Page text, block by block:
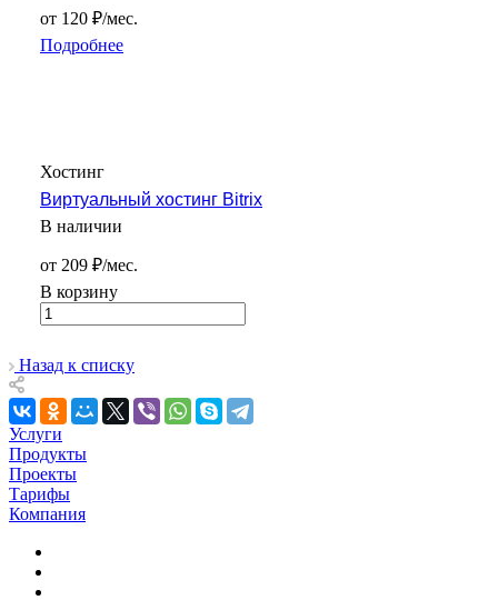
от 120 ₽/мес.
Подробнее
Хостинг
Виртуальный хостинг Bitrix
В наличии
от 209 ₽/мес.
В корзину
Назад к списку
Услуги
Продукты
Проекты
Тарифы
Компания